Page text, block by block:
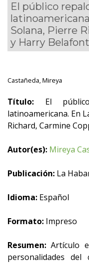
El público
Solana, Pierre
y Harry
Castañeda, Mireya
Título: El
latinoamericana. En
Richard, Carmine
Autor(es): Mireya
Publicación: La
Idioma: Español
Formato: Impreso
Resumen: Artículo
personalidades del